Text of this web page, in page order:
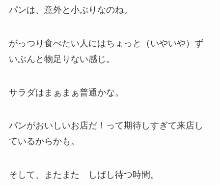
パンは、意外と小ぶりなのね。
がっつり食べたい人にはちょっと（いやいや）ず
いぶんと物足りない感じ。
サラダはまぁまぁ普通かな。
パンがおいしいお店だ！って期待しすぎて来店し
ているからかも。
そして、またまた しばし待つ時間。